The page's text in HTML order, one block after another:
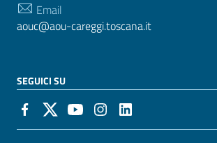
Email
aouc@aou-careggi.toscana.it
SEGUICI SU